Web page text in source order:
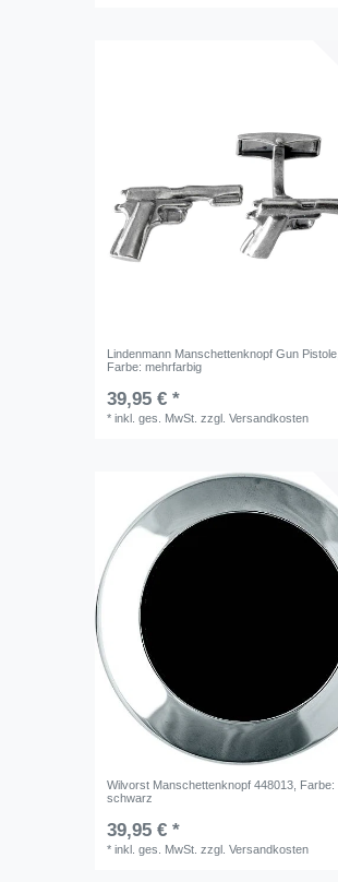
Lindenmann Manschettenknopf Gun Pistole
Farbe: mehrfarbig
39,95 € *
*inkl. ges. MwSt. zzgl.Versandkosten
Wilvorst Manschettenknopf 448013 , Farbe:
schwarz
39,95 € *
*inkl. ges. MwSt. zzgl.Versandkosten